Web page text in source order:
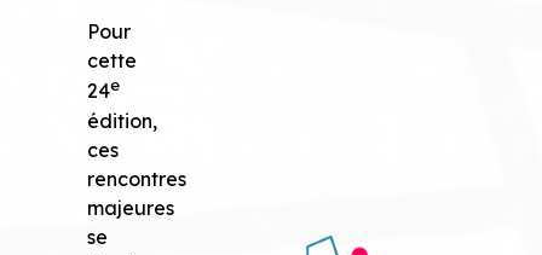
Pour
cette
24e
édition,
ces
rencontres
majeures
se